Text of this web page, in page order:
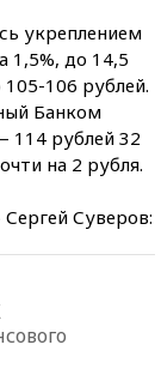
укреплением
1,5%, до 14,5
106 рублей.
Банком
114 рублей 32
на 2 рубля.
Суверов: